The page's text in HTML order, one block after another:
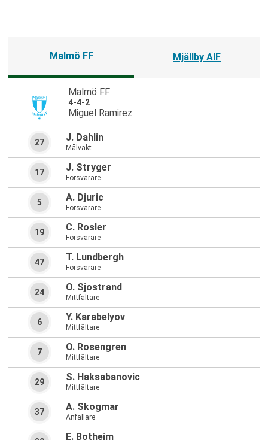
Malmö FF Mjällby AIF
Malmö FF
4-4-2
Miguel Ramirez
J. Dahlin
Målvakt
27
J. Stryger
Försvarare
17
A. Djuric
Försvarare
5
C. Rosler
Försvarare
19
T. Lundbergh
Försvarare
47
O. Sjostrand
Mittfältare
24
Y. Karabelyov
Mittfältare
6
O. Rosengren
Mittfältare
7
S. Haksabanovic
Mittfältare
29
A. Skogmar
Anfallare
37
E. Botheim